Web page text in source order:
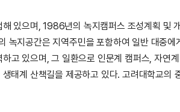
있으며, 1986년의 녹지캠퍼스 조성계획 및
녹지공간은 지역주민을 포함하여 일반 대중에
고 있으며, 그 일환으로 인문계 캠퍼스, 자연
태계 산책길을 제공하고 있다. 고려대학교